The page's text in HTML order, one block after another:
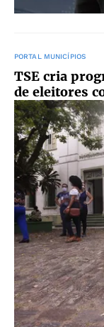
PORTAL MUNICÍPIOS
TSE cria
de eleitores